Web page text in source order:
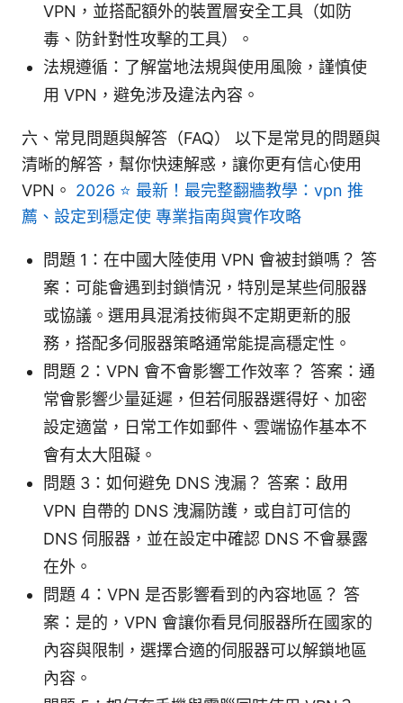
VPN，並搭配額外的裝置層安全工具（如防
毒、防針對性攻擊的工具）。
法規遵循：了解當地法規與使用風險，謹慎使
用 VPN，避免涉及違法內容。
六、常見問題與解答（FAQ） 以下是常見的問題與
清晰的解答，幫你快速解惑，讓你更有信心使用
VPN。 2026 ⭐ 最新！最完整翻牆教學：vpn 推
薦、設定到穩定使 專業指南與實作攻略
問題 1：在中國大陸使用 VPN 會被封鎖嗎？ 答
案：可能會遇到封鎖情況，特別是某些伺服器
或協議。選用具混淆技術與不定期更新的服
務，搭配多伺服器策略通常能提高穩定性。
問題 2：VPN 會不會影響工作效率？ 答案：通
常會影響少量延遲，但若伺服器選得好、加密
設定適當，日常工作如郵件、雲端協作基本不
會有太大阻礙。
問題 3：如何避免 DNS 洩漏？ 答案：啟用
VPN 自帶的 DNS 洩漏防護，或自訂可信的
DNS 伺服器，並在設定中確認 DNS 不會暴露
在外。
問題 4：VPN 是否影響看到的內容地區？ 答
案：是的，VPN 會讓你看見伺服器所在國家的
內容與限制，選擇合適的伺服器可以解鎖地區
內容。